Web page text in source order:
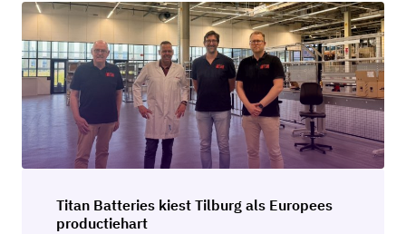
Titan Batteries kiest Tilburg als Europees
productiehart